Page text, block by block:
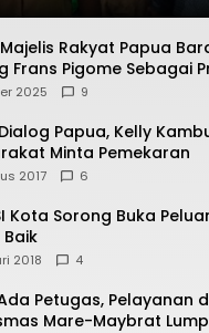
Rakyat Papua
Frans Pigome Sebagai
Indonesia
2025 9
Papua, Kelly
Minta Pemekaran
2017 6
Kota Sorong Buka
2018 4
Petugas, Pelayanan
Mare-Maybrat